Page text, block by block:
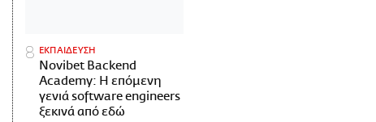
ΕΚΠΑΙΔΕΥΣΗ
Novibet Backend
Academy: Η επόμενη
γενιά software engineers
ξεκινά από εδώ